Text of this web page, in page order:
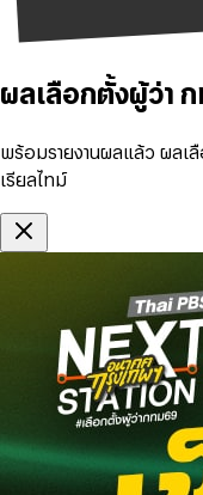
ผลเลือกตั้งผู้ว่า
พร้อมรายงานผลแล้ว ผลเ
เรียลไทม์